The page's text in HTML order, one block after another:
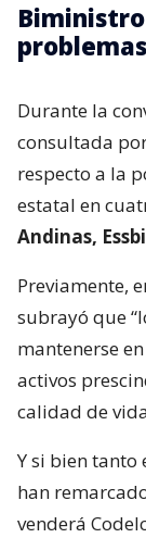
Durante la
consultada
respecto a la
estatal en
Andinas,
Previamente,
subrayó que
mantenerse
activos
calidad de
Y si bien
han
venderá